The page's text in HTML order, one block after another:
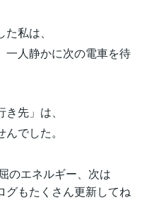
私は、
一人静かに次の電車を待
先」は、
でした。
のエネルギー、次は
グもたくさん更新してね